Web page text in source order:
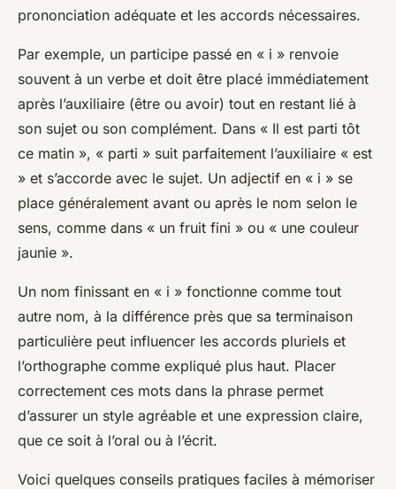
prononciation adéquate et les accords nécessaires.
Par exemple, un participe passé en « i » renvoie
souvent à un verbe et doit être placé immédiatement
après l’auxiliaire (être ou avoir) tout en restant lié à
son sujet ou son complément. Dans « Il est parti tôt
ce matin », « parti » suit parfaitement l’auxiliaire « est
» et s’accorde avec le sujet. Un adjectif en « i » se
place généralement avant ou après le nom selon le
sens, comme dans « un fruit fini » ou « une couleur
jaunie ».
Un nom finissant en « i » fonctionne comme tout
autre nom, à la différence près que sa terminaison
particulière peut influencer les accords pluriels et
l’orthographe comme expliqué plus haut. Placer
correctement ces mots dans la phrase permet
d’assurer un style agréable et une expression claire,
que ce soit à l’oral ou à l’écrit.
Voici quelques conseils pratiques faciles à mémoriser